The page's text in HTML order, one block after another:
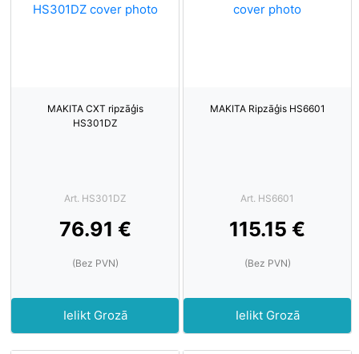
MAKITA CXT ripzāģis
HS301DZ
Art. HS301DZ
76.91 €
(Bez PVN)
Ielikt Grozā
MAKITA Ripzāģis HS6601
Art. HS6601
115.15 €
(Bez PVN)
Ielikt Grozā